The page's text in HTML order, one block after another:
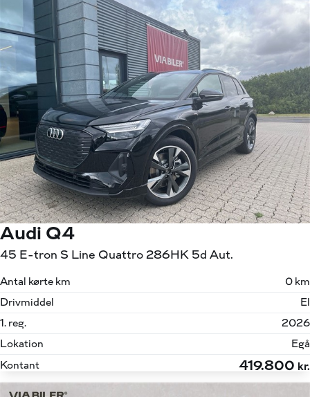
Audi Q4
45 E-tron S Line Quattro 286HK 5d Aut.
Antal kørte km
0 km
Drivmiddel
El
1. reg.
2026
Lokation
Egå
Kontant
419.800 kr.